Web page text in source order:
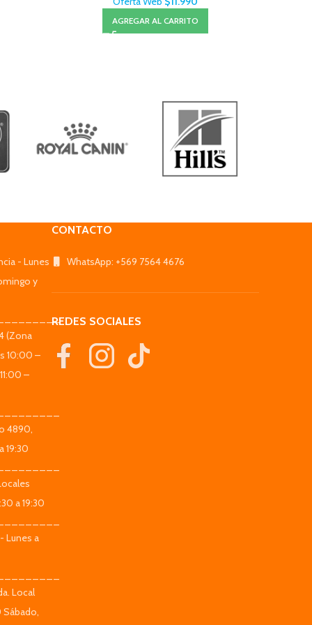
AGREGAR AL CARRITO
- Lunes
y
(Zona
10:00 –
–
4890,
19:30
a 19:30
Lunes a
Local
CONTACTO
WhatsApp: +569 7564 4676
REDES SOCIALES